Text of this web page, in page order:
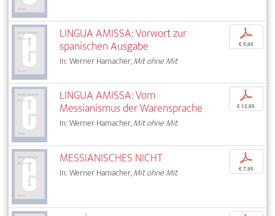
LINGUA AMISSA: Vorwort zur
spanischen Ausgabe
In: Werner Hamacher,Mit ohne Mit
p
€ 5,95
LINGUA AMISSA: Vom
Messianismus der Warensprache
In: Werner Hamacher,Mit ohne Mit
p
€ 12,95
MESSIANISCHES NICHT
In: Werner Hamacher,Mit ohne Mit
p
€ 7,95